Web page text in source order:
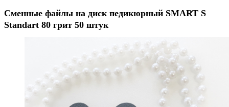
Сменные файлы на диск педикюрный SMART S
Standart 80 грит 50 штук